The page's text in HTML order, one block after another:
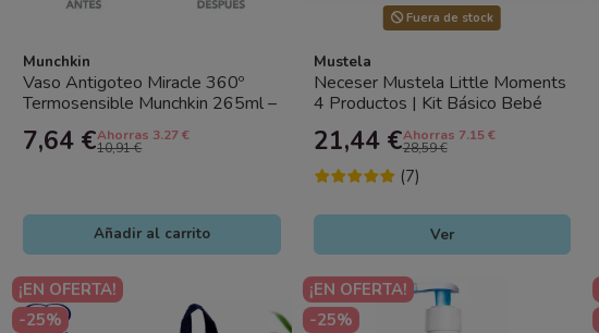
Munchkin
Vaso Antigoteo Miracle 360º
Termosensible Munchkin 265ml –
7,64 €Ahorras 3.27 €
10,91 €
Añadir al carrito
Fuera de stock
Mustela
Neceser Mustela Little Moments
4 Productos | Kit Básico Bebé
21,44 €Ahorras 7.15 €
28,59 €
(7)
Ver
¡EN OFERTA!
-25%
¡EN OFERTA!
-25%